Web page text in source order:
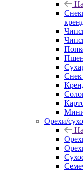
Орехи/